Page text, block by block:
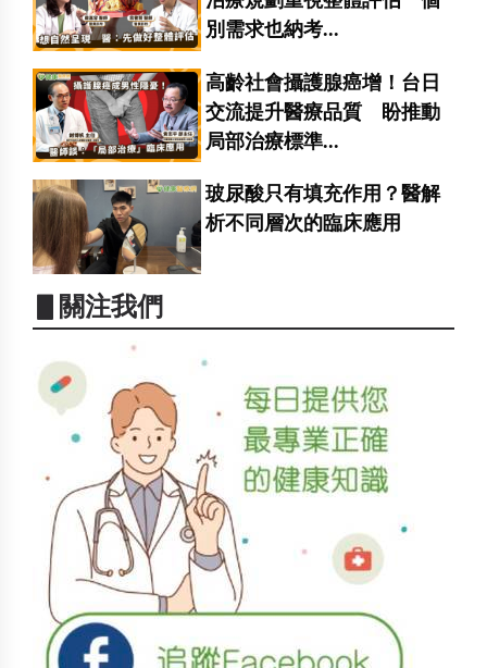
別需求也納考...
高齡社會攝護腺癌增！台日
交流提升醫療品質 盼推動
局部治療標準...
玻尿酸只有填充作用？醫解
析不同層次的臨床應用
▋關注我們